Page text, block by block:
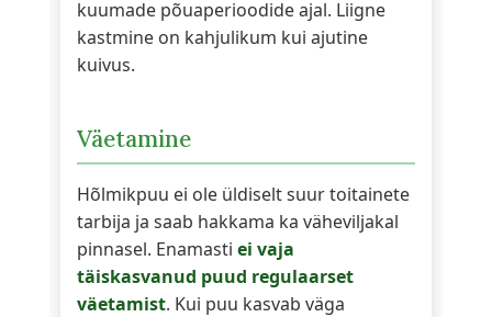
kuumade põuaperioodide ajal. Liigne
kastmine on kahjulikum kui ajutine
kuivus.
Väetamine
Hõlmikpuu ei ole üldiselt suur toitainete
tarbija ja saab hakkama ka väheviljakal
pinnasel. Enamasti ei vaja
täiskasvanud puud regulaarset
väetamist. Kui puu kasvab väga